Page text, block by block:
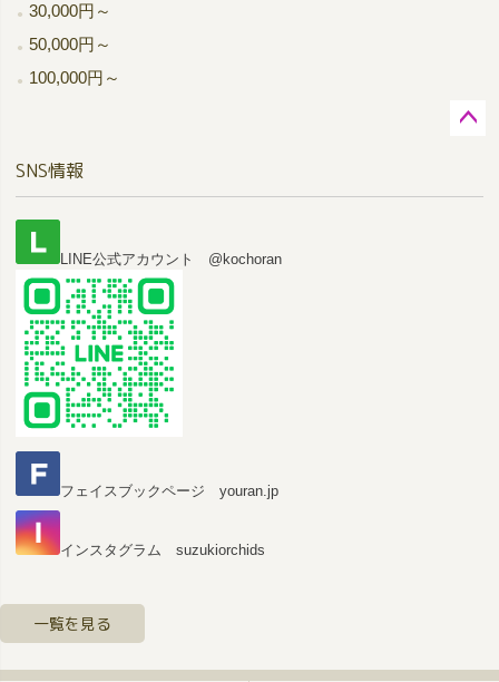
30,000円～
50,000円～
100,000円～
ップ
SNS情報
LINE公式アカウント @kochoran
フェイスブックページ youran.jp
インスタグラム suzukiorchids
一覧を見る